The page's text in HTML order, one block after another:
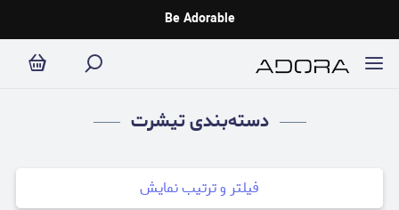
Be Adorable
دسته‌بندی تیشرت
فیلتر و ترتیب نمایش